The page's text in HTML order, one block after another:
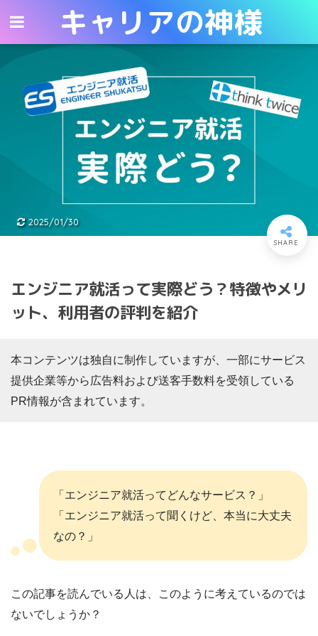
キャリアの神様キャリアの神様
2025/01/30
エンジニア就活って実際どう？特徴やメリ
ット、利用者の評判を紹介
本コンテンツは独自に制作していますが、一部にサービス
提供企業等から広告料および送客手数料を受領している
PR情報が含まれています。
「エンジニア就活ってどんなサービス？」
「エンジニア就活って聞くけど、本当に大丈夫
なの？」
この記事を読んでいる人は、このように考えているのでは
ないでしょうか？